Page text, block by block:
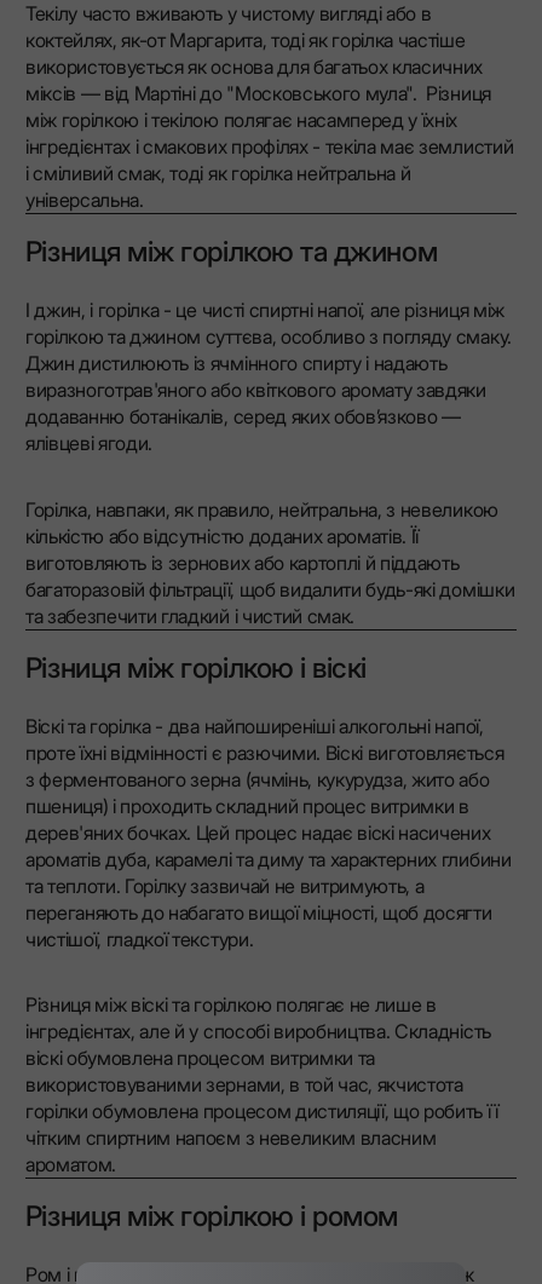
Текілу часто вживають у чистому вигляді або в
коктейлях, як-от Маргарита, тоді як горілка частіше
використовується як основа для багатьох класичних
міксів — від Мартіні до "Московського мула". Різниця
між горілкою і текілою полягає насамперед у їхніх
інгредієнтах і смакових профілях - текіла має землистий
і сміливий смак, тоді як горілка нейтральна й
універсальна.
Різниця між горілкою та джином
І джин, і горілка - це чисті спиртні напої, але різниця між
горілкою та джином суттєва, особливо з погляду смаку.
Джин дистилюють із ячмінного спирту і надають
виразноготрав'яного або квіткового аромату завдяки
додаванню ботанікалів, серед яких обов’язково —
ялівцеві ягоди.
Горілка, навпаки, як правило, нейтральна, з невеликою
кількістю або відсутністю доданих ароматів. Її
виготовляють із зернових або картоплі й піддають
багаторазовій фільтрації, щоб видалити будь-які домішки
та забезпечити гладкий і чистий смак.
Різниця між горілкою і віскі
Віскі та горілка - два найпоширеніші алкогольні напої,
проте їхні відмінності є разючими. Віскі виготовляється
з ферментованого зерна (ячмінь, кукурудза, жито або
пшениця) і проходить складний процес витримки в
дерев'яних бочках. Цей процес надає віскі насичених
ароматів дуба, карамелі та диму та характерних глибини
та теплоти. Горілку зазвичай не витримують, а
переганяють до набагато вищої міцності, щоб досягти
чистішої, гладкої текстури.
Різниця між віскі та горілкою полягає не лише в
інгредієнтах, але й у способі виробництва. Складність
віскі обумовлена процесом витримки та
використовуваними зернами, в той час, якчистота
горілки обумовлена процесом дистиляції, що робить її
чітким спиртним напоєм з невеликим власним
ароматом.
Різниця між горілкою і ромом
Ром і горілка популярні в коктейлях, але різниця між